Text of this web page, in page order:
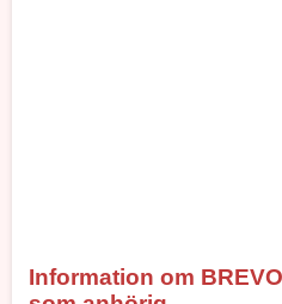
Information om